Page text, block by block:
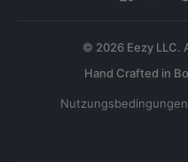
© 2026 Eezy LLC.
Nutzungsbedingungen